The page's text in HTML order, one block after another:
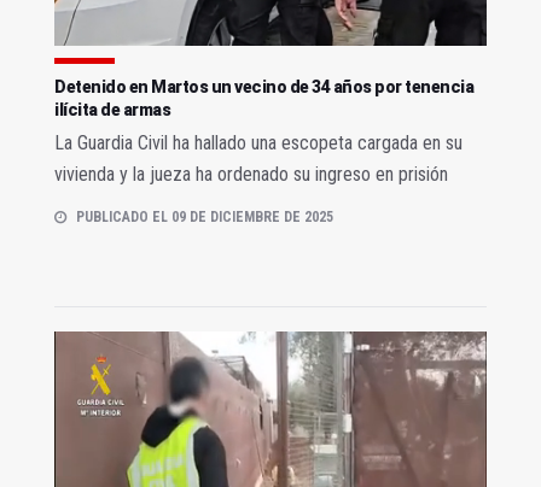
Detenido en Martos un vecino de 34 años por tenencia
ilícita de armas
La Guardia Civil ha hallado una escopeta cargada en su
vivienda y la jueza ha ordenado su ingreso en prisión
PUBLICADO EL 09 DE DICIEMBRE DE 2025